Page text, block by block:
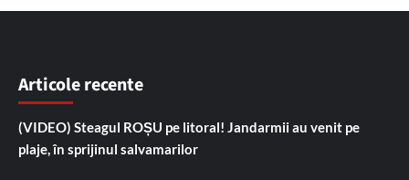
Articole recente
(VIDEO) Steagul ROȘU pe litoral! Jandarmii au venit pe
plaje, în sprijinul salvamarilor